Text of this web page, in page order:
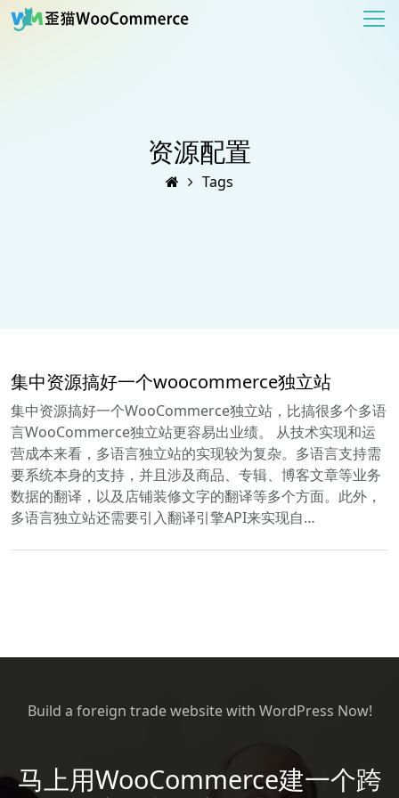
资源配置
Tags
集中资源搞好一个woocommerce独立站
集中资源搞好一个WooCommerce独立站，比搞很多个多语
言WooCommerce独立站更容易出业绩。 从技术实现和运
营成本来看，多语言独立站的实现较为复杂。多语言支持需
要系统本身的支持，并且涉及商品、专辑、博客文章等业务
数据的翻译，以及店铺装修文字的翻译等多个方面。此外，
多语言独立站还需要引入翻译引擎API来实现自…
Build a foreign trade website with WordPress Now!
马上用WooCommerce建一个跨